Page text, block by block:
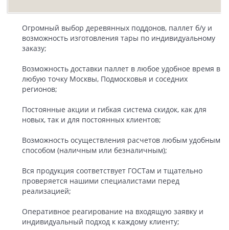
Огромный выбор деревянных поддонов, паллет б/у и
возможность изготовления тары по индивидуальному
заказу;
Возможность доставки паллет в любое удобное время в
любую точку Москвы, Подмосковья и соседних
регионов;
Постоянные акции и гибкая система скидок, как для
новых, так и для постоянных клиентов;
Возможность осуществления расчетов любым удобным
способом (наличным или безналичным);
Вся продукция соответствует ГОСТам и тщательно
проверяется нашими специалистами перед
реализацией;
Оперативное реагирование на входящую заявку и
индивидуальный подход к каждому клиенту;